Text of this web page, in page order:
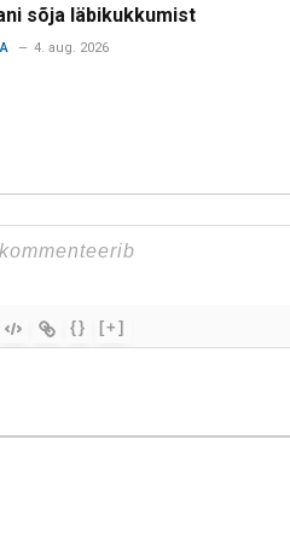
sõja läbikukkumist
4. aug. 2026
{} [+]